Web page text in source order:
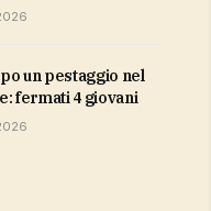
fermati 4 giovani